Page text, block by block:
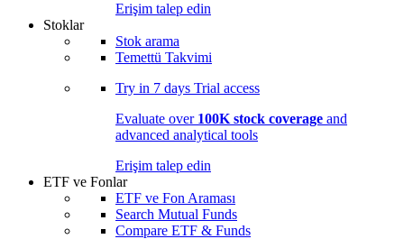
Erişim talep edin
Stoklar
Stok arama
Temettü Takvimi
Try in 7 days Trial access
Evaluate over 100K stock coverage and
advanced analytical tools
Erişim talep edin
ETF ve Fonlar
ETF ve Fon Araması
Search Mutual Funds
Compare ETF & Funds